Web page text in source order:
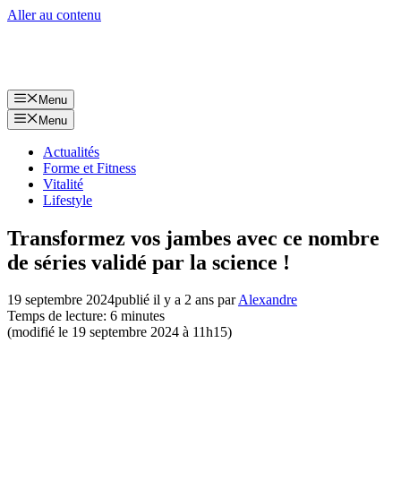
Aller au contenu
Menu
Menu
Actualités
Forme et Fitness
Vitalité
Lifestyle
Transformez vos jambes avec ce nombre
de séries validé par la science !
19 septembre 2024publié il y a 2 ans parAlexandre
Temps de lecture: 6 minutes
(modifié le 19 septembre 2024 à 11h15)